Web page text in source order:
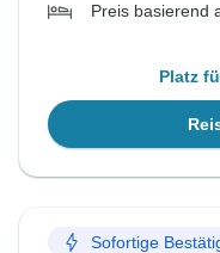
Preis basierend
Platz
Sofortige